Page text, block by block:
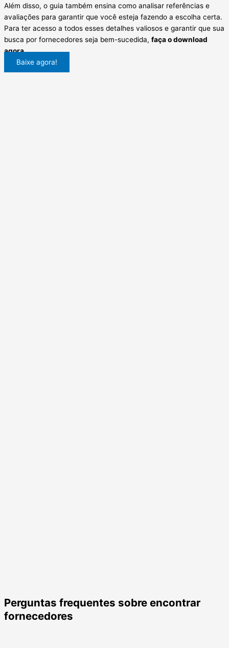
Além disso, o guia também ensina como analisar referências e
avaliações para garantir que você esteja fazendo a escolha certa.
Para ter acesso a todos esses detalhes valiosos e garantir que sua
busca por fornecedores seja bem-sucedida, faça o download
agora.
Baixe agora!
Perguntas frequentes sobre encontrar
fornecedores